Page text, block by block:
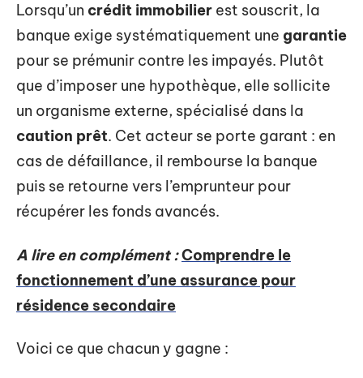
Lorsqu’un crédit immobilier est souscrit, la
banque exige systématiquement une garantie
pour se prémunir contre les impayés. Plutôt
que d’imposer une hypothèque, elle sollicite
un organisme externe, spécialisé dans la
caution prêt. Cet acteur se porte garant : en
cas de défaillance, il rembourse la banque
puis se retourne vers l’emprunteur pour
récupérer les fonds avancés.
A lire en complément :Comprendre le
fonctionnement d’une assurance pour
résidence secondaire
Voici ce que chacun y gagne :